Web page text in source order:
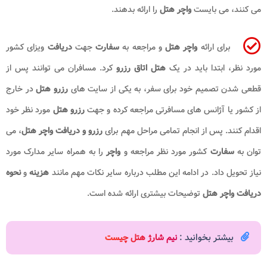
می کنند، می بایستواچر هتل را ارائه بدهند.
برای ارائه واچر هتلو مراجعه به سفارتجهتدریافت ویزای کشور
مورد نظر، ابتدا باید در یک هتل اتاق رزرو کرد. مسافران می توانند پس از
قطعی شدن تصمیم خود برای سفر، به یکی از سایت هایرزرو هتلدر خارج
از کشور یا آژانس های مسافرتی مراجعه کرده و جهترزرو هتل مورد نظر خود
اقدام کنند. پس از انجام تمامی مراحل مهم برایرزرو و دریافت واچر هتل، می
توان بهسفارت کشور مورد نظر مراجعه و واچررا به همراه سایر مدارک مورد
نیاز تحویل داد. در ادامه این مطلب درباره سایر نکات مهم مانند هزینهونحوه
دریافت واچر هتل توضیحات بیشتری ارائه شده است.
بیشتر بخوانید : نیم شارژ هتل چیست